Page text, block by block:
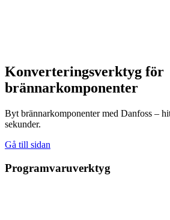
Konverteringsverktyg för
brännarkomponenter
Byt brännarkomponenter med Danfoss –
sekunder.
Gå till sidan
Programvaruverktyg